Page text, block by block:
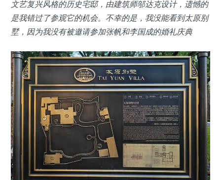
文艺复兴风格的历史宅邸，由建筑师邬达克设计，遗憾的
是我错过了参观它的机会。不幸的是，我没能看到太原别
墅，因为我没有被邀请参加张帆和李国成的婚礼庆典